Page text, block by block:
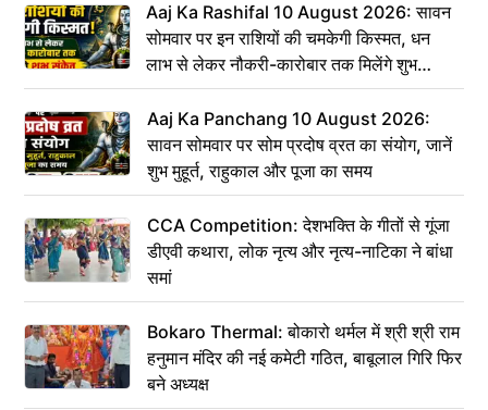
Aaj Ka Rashifal 10 August 2026: सावन
सोमवार पर इन राशियों की चमकेगी किस्मत, धन
लाभ से लेकर नौकरी-कारोबार तक मिलेंगे शुभ
संकेत
Aaj Ka Panchang 10 August 2026:
सावन सोमवार पर सोम प्रदोष व्रत का संयोग, जानें
शुभ मुहूर्त, राहुकाल और पूजा का समय
CCA Competition: देशभक्ति के गीतों से गूंजा
डीएवी कथारा, लोक नृत्य और नृत्य-नाटिका ने बांधा
समां
Bokaro Thermal: बोकारो थर्मल में श्री श्री राम
हनुमान मंदिर की नई कमेटी गठित, बाबूलाल गिरि फिर
बने अध्यक्ष